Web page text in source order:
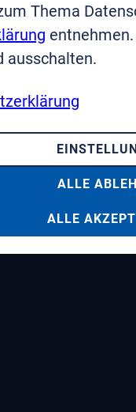
Thema
ausschalten.
ALLE
ALLE